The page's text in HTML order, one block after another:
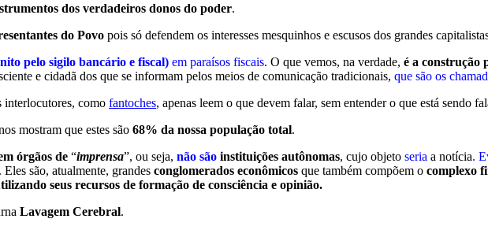
dos verdadeiros donos do poder.
do Povo pois só defendem os interesses mesquinhos e escusos dos grandes
pelo sigilo bancário e fiscal) em paraísos fiscais. O que vemos, na verdade, é a construção
e cidadã dos que se informam pelos meios de comunicação tradicionais, que são os
interlocutores, como fantoches, apenas leem o que devem falar, sem entender o que está sendo
mostram que estes são 68% da nossa população total.
órgãos de “imprensa”, ou seja, não são instituições autônomas, cujo objeto seria a notícia.
. Eles são, atualmente, grandes conglomerados econômicos que também compõem o complexo
seus recursos de formação de consciência e opinião.
Lavagem Cerebral.